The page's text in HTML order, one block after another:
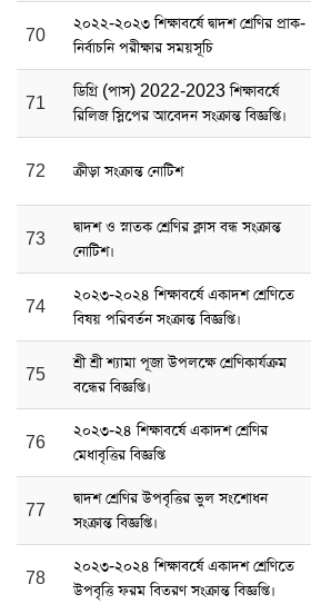
70
২০২২-২০২৩ শিক্ষাবর্ষে দ্বাদশ শ্রেণির প্রাক-
নির্বাচনি পরীক্ষার সময়সূচি
71
ডিগ্রি (পাস) 2022-2023 শিক্ষাবর্ষে
রিলিজ স্লিপের আবেদন সংক্রান্ত বিজ্ঞপ্তি।
72 ক্রীড়া সংক্রান্ত নোটিশ
73
দ্বাদশ ও স্নাতক শ্রেণির ক্লাস বন্ধ সংক্রান্ত
নোটিশ।
74
২০২৩-২০২৪ শিক্ষাবর্ষে একাদশ শ্রেণিতে
বিষয় পরিবর্তন সংক্রান্ত বিজ্ঞপ্তি।
75
শ্রী শ্রী শ্যামা পূজা উপলক্ষে শ্রেণিকার্যক্রম
বন্ধের বিজ্ঞপ্তি।
76
২০২৩-২৪ শিক্ষাবর্ষে একাদশ শ্রেণির
মেধাবৃত্তির বিজ্ঞপ্তি
77
দ্বাদশ শ্রেণির উপবৃত্তির ভুল সংশোধন
সংক্রান্ত বিজ্ঞপ্তি।
78
২০২৩-২০২৪ শিক্ষাবর্ষে একাদশ শ্রেণিতে
উপবৃত্তি ফরম বিতরণ সংক্রান্ত বিজ্ঞপ্তি।